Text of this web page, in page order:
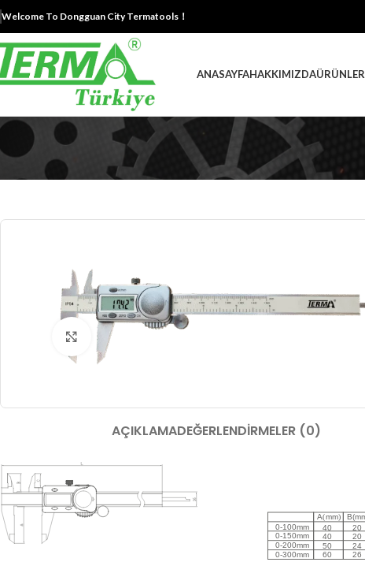
Welcome To Dongguan City Termatools！
ANASAYFAHAKKIMIZDAÜRÜNLER
Büyütmek için tıklayın
AÇIKLAMADEĞERLENDIRMELER (0)